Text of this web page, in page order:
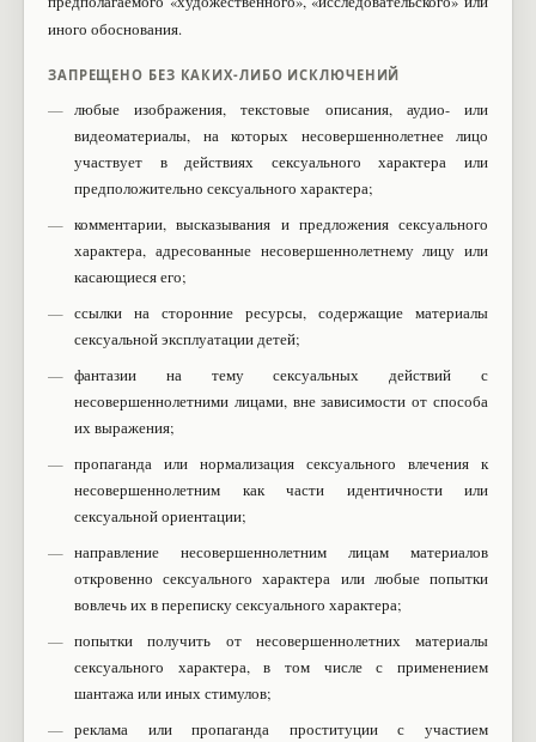
иного обоснования.
ЗАПРЕЩЕНО БЕЗ КАКИХ-ЛИБО ИСКЛЮЧЕНИЙ
любые изображения, текстовые описания, аудио- или
видеоматериалы, на которых несовершеннолетнее лицо
участвует в действиях сексуального характера или
предположительно сексуального характера;
комментарии, высказывания и предложения сексуального
характера, адресованные несовершеннолетнему лицу или
касающиеся его;
ссылки на сторонние ресурсы, содержащие материалы
сексуальной эксплуатации детей;
фантазии на тему сексуальных действий с
несовершеннолетними лицами, вне зависимости от способа
их выражения;
пропаганда или нормализация сексуального влечения к
несовершеннолетним как части идентичности или
сексуальной ориентации;
направление несовершеннолетним лицам материалов
откровенно сексуального характера или любые попытки
вовлечь их в переписку сексуального характера;
попытки получить от несовершеннолетних материалы
сексуального характера, в том числе с применением
шантажа или иных стимулов;
реклама или пропаганда проституции с участием